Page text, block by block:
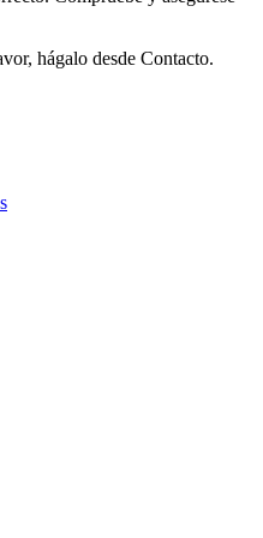
hágalo desde Contacto.